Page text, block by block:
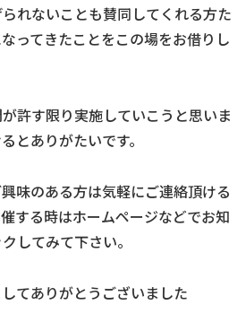
れないことも賛同してくれる方た
ってきたことをこの場をお借りし
許す限り実施していこうと思いま
とありがたいです。
味のある方は気軽にご連絡頂ける
する時はホームページなどでお知
してみて下さい。
てありがとうございました